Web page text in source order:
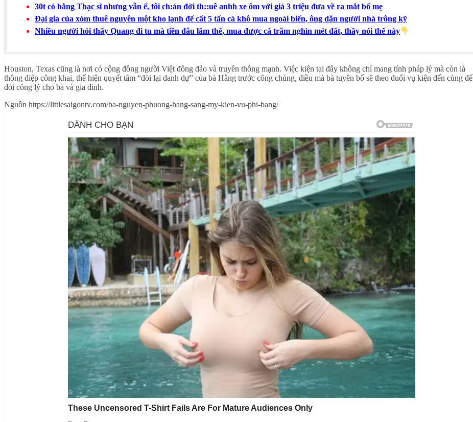
30t có bằng Thạc sĩ nhưng vẫn ế, tôi ch:án đời th::uê anhh xe ôm với giá 3 triệu đưa về ra mắt bố mẹ
Đại gia của xóm thuê nguyên một kho lạnh để cất 5 tấn cá khô mua ngoài biển, ông dặn người nhà trông kỹ
Nhiều người hỏi thấy Quang đi tu mà tiền đâu lắm thế, mua được cả trăm nghìn mét đất, thầy nói thế này
Houston, Texas cũng là nơi có cộng đồng người Việt đông đảo và truyền thông mạnh. Việc kiện tại đây không chỉ mang tính pháp lý mà còn là
thông điệp công khai, thể hiện quyết tâm “đòi lại danh dự” của bà Hằng trước công chúng, điều mà bà tuyên bố sẽ theo đuổi vụ kiện đến cùng để
đòi công lý cho bà và gia đình.
Nguồn https://littlesaigontv.com/ba-nguyen-phuong-hang-sang-my-kien-vu-phi-bang/